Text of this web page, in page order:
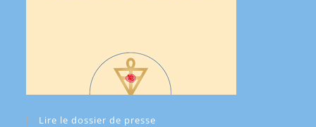
Lire le dossier de presse